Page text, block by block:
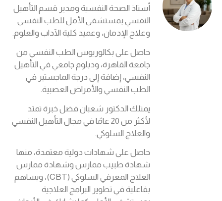
أستاذ الصحة النفسية ومدير قسم التأهيل
النفسي بمستشفى الأمل للطب النفسي
وعلاج الإدمان، وعميد كلية الآداب والعلوم.
حاصل على بكالوريوس الطب النفسي من
جامعة القاهرة، ودبلوم جامعي في التأهيل
النفسي، إضافة إلى درجة الماجستير في
الطب النفسي والأمراض العصبية.
يمتلك الدكتور شعبان فضل خبرة تمتد
لأكثر من 20 عامًا في مجال التأهيل النفسي
والعلاج السلوكي.
حاصل على شهادات دولية معتمدة، منها
شهادة طبيب ممارس وشهادة ممارس
العلاج المعرفي السلوكي (CBT)، ويساهم
بفاعلية في تطوير البرامج العلاجية